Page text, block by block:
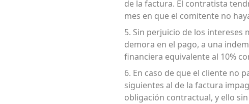
de la factura. El contratista
mes en que el comitente no
5. Sin perjuicio de los
demora en el pago, a una
financiera equivalente al 10%
6. En caso de que el cliente no
siguientes al de la factura
obligación contractual, y ello